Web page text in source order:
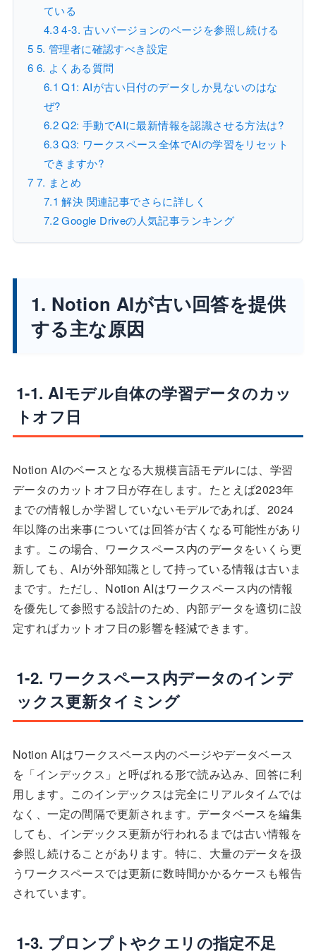
ている
4.34-3. 古いバージョンのページを参照し続ける
5 5. 管理者に確認すべき設定
6 6. よくある質問
6.1 Q1: AIが古い日付のデータしか見ないのはな
ぜ?
6.2Q2: 手動でAIに最新情報を認識させる方法は?
6.3Q3: ワークスペース全体でAIの学習をリセット
できますか?
7 7. まとめ
7.1 解決 関連記事でさらに詳しく
7.2Google Driveの人気記事ランキング
1. Notion AIが古い回答を提供
する主な原因
1-1. AIモデル自体の学習データのカッ
トオフ日
Notion AIのベースとなる大規模言語モデルには、学習
データのカットオフ日が存在します。たとえば2023年
までの情報しか学習していないモデルであれば、2024
年以降の出来事については回答が古くなる可能性があり
ます。この場合、ワークスペース内のデータをいくら更
新しても、AIが外部知識として持っている情報は古いま
まです。ただし、Notion AIはワークスペース内の情報
を優先して参照する設計のため、内部データを適切に設
定すればカットオフ日の影響を軽減できます。
1-2. ワークスペース内データのインデ
ックス更新タイミング
Notion AIはワークスペース内のページやデータベース
を「インデックス」と呼ばれる形で読み込み、回答に利
用します。このインデックスは完全にリアルタイムでは
なく、一定の間隔で更新されます。データベースを編集
しても、インデックス更新が行われるまでは古い情報を
参照し続けることがあります。特に、大量のデータを扱
うワークスペースでは更新に数時間かかるケースも報告
されています。
1-3. プロンプトやクエリの指定不足